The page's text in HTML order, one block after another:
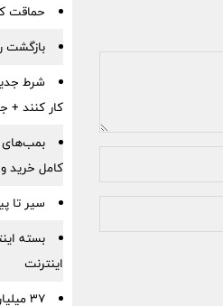
حماقت
کار کنند +
بمب‌های
کامل خرید
سیر تا
بسته
اینترنت